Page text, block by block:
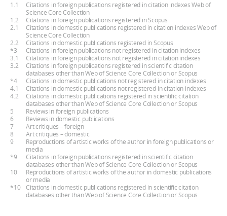
1.1
Citations in foreign publications registered in citation indexes Web of
Science Core Collection
1.2
Citations in foreign publications registered in Scopus
2.1
Citations in domestic publications registered in citation indexes Web of
Science Core Collection
2.2
Citations in domestic publications registered in Scopus
*3
Citations in foreign publications not registered in citation indexes
3.1
Citations in foreign publications not registered in citation indexes
3.2
Citations in foreign publications registered in scientific citation
databases other than Web of Science Core Collection or Scopus
*4
Citations in domestic publications not registered in citation indexes
4.1
Citations in domestic publications not registered in citation indexes
4.2
Citations in domestic publications registered in scientific citation
databases other than Web of Science Core Collection or Scopus
5
Reviews in foreign publications
6
Reviews in domestic publications
7
Art critiques – foreign
8
Art critiques – domestic
9
Reproductions of artistic works of the author in foreign publications or
media
*9
Citations in foreign publications registered in scientific citation
databases other than Web of Science Core Collection or Scopus
10
Reproductions of artistic works of the author in domestic publications
or media
*10
Citations in domestic publications registered in scientific citation
databases other than Web of Science Core Collection or Scopus